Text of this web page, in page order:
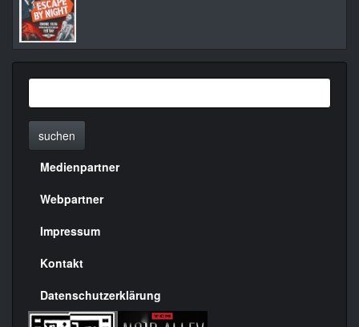
suchen
Menülinks
rechte
Seite
Medienpartner
Webpartner
Impressum
Kontakt
Datenschutzerklärung